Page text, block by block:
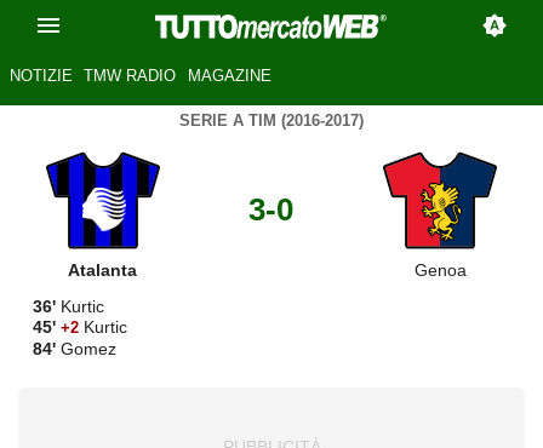
NOTIZIE TMW RADIO MAGAZINE
SERIE A TIM (2016-2017)
Atalanta
3-0
Genoa
36' Kurtic
45' +2 Kurtic
84' Gomez